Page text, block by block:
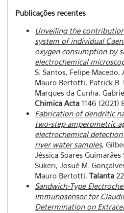
Publicações recentes
Unveiling the
system of individual
oxygen consumption by
electrochemical
S. Santos, Felipe
Mauro Bertotti, Patrick R.
Marques da Cunha,
Chimica Acta 1146 (2021)
Fabrication of dendritic
two-step amperometric
electrochemical
river water samples,
Jéssica Soares
Sukeri, Josué M.
Mauro Bertotti, Talanta
Sandwich-Type
Immunosensor for
Determination on